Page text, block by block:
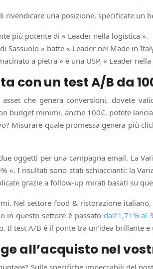
rivendicare una posizione, specificate un
più potente di « Leader nella logistica ».
» batte « Leader nel Made in
a pietra » è una USP, « Leader
con un test A/B da
che genera conversioni, dovete
minimi, anche 100€, potete
Misurare quale promessa genera più
oggetti per una campagna email. La
». I risultati sono stati schiaccianti: la
grazie a follow-up mirati basati su
Nel settore food & ristorazione
in questo settore è passato dall’1,71%
test A/B è il ponte tra un’idea brillante
all’acquisto nel